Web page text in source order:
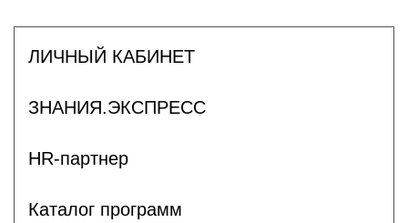
ЛИЧНЫЙ КАБИНЕТ
ЗНАНИЯ.ЭКСПРЕСС
HR-партнер
Каталог программ